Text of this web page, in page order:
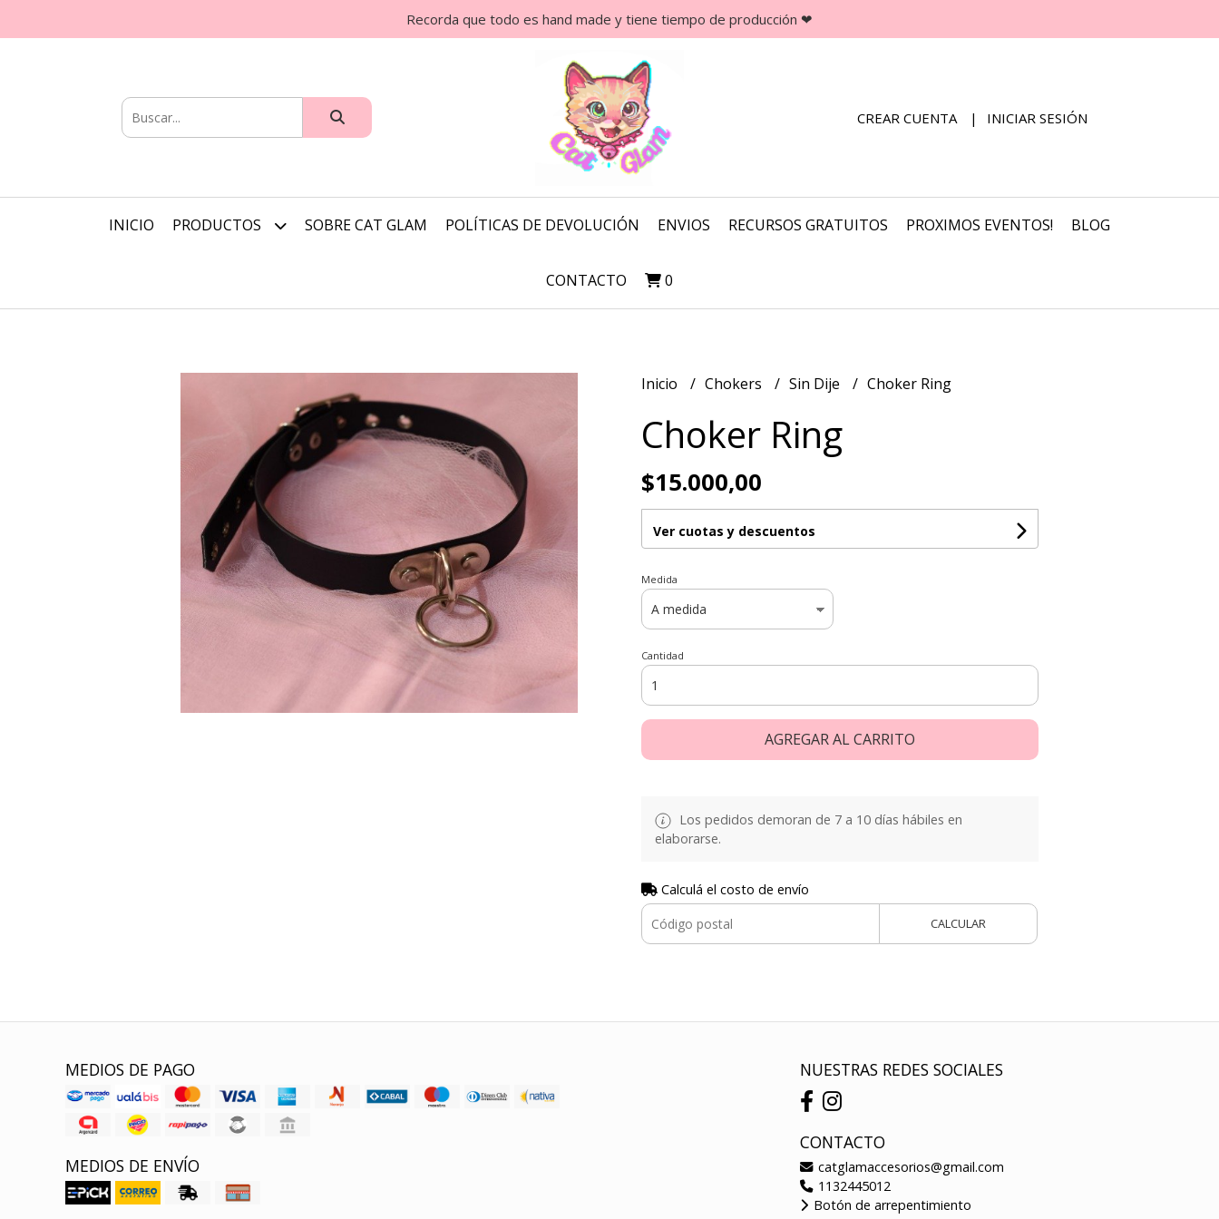
Recorda que todo es hand made y tiene tiempo de producción ❤
CREAR CUENTA INICIAR SESIÓN
INICIO PRODUCTOS SOBRE CAT GLAM POLÍTICAS DE DEVOLUCIÓN ENVIOS RECURSOS GRATUITOS PROXIMOS EVENTOS! BLOG
CONTACTO 0
Inicio Chokers Sin Dije Choker Ring
Choker Ring
$15.000,00
Ver cuotas y descuentos
Medida
Cantidad
AGREGAR AL CARRITO
Los pedidos demoran de 7 a 10 días hábiles en
elaborarse.
Calculá el costo de envío
CALCULAR
MEDIOS DE PAGO
MEDIOS DE ENVÍO
NUESTRAS REDES SOCIALES
CONTACTO
catglamaccesorios@gmail.com
1132445012
Botón de arrepentimiento